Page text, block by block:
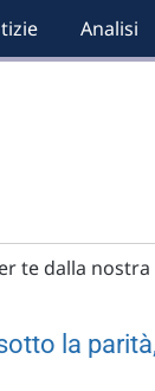
Analisi
te dalla
la